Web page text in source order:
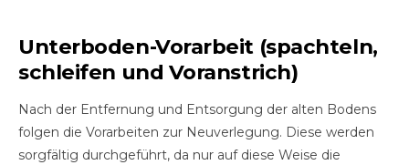
Unterboden-Vorarbeit (spachteln,
schleifen und Voranstrich)
Nach der Entfernung und Entsorgung der alten Bodens
folgen die Vorarbeiten zur Neuverlegung. Diese werden
sorgfältig durchgeführt, da nur auf diese Weise die